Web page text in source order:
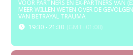
VOOR PARTNERS EN EX-PARTNERS VAN
MEER WILLEN WETEN OVER DE
VAN BETRAYAL TRAUMA
19:30 - 21:30 (GMT+01:00)